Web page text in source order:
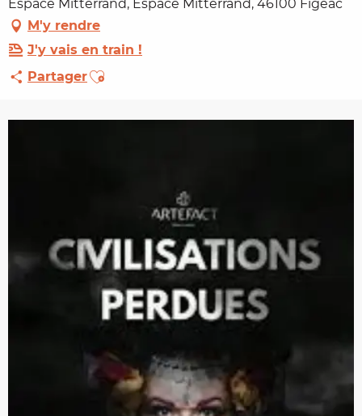
Espace Mitterrand, Espace Mitterrand, 46100 Figeac
M'y rendre
J'y vais en train !
PartagerAjouter aux favoris